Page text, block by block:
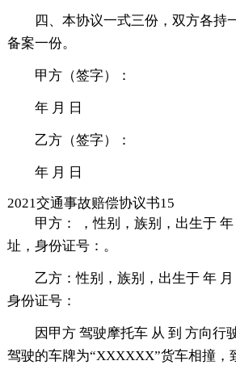
四、本协议一式三份，双方各持
备案一份。
甲方（签字）：
年 月 日
乙方（签字）：
年 月 日
2021交通事故赔偿协议书15
甲方： ，性别，族别，出生于
址，身份证号：。
乙方：性别，族别，出生于 年 月
身份证号：
因甲方 驾驶摩托车 从 到 方向行
驾驶的车牌为“XXXXXX”货车相撞